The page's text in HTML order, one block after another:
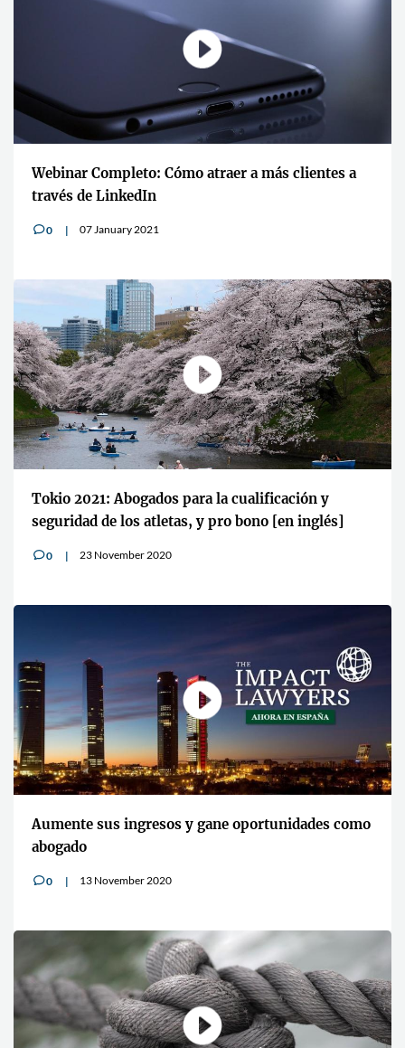
Webinar Completo: Cómo atraer a más clientes a
través de LinkedIn
v0 07 January 2021
Tokio 2021: Abogados para la cualificación y
seguridad de los atletas, y pro bono [en inglés]
v0 23 November 2020
Aumente sus ingresos y gane oportunidades como
abogado
v0 13 November 2020